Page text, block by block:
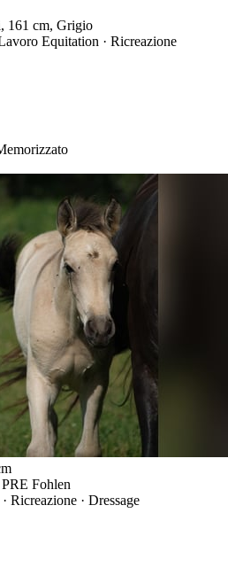
161 cm, Grigio
Equitation · Ricreazione
Fohlen
Ricreazione · Dressage